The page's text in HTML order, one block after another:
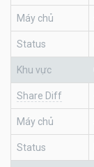
Máy chủ
Status
Khu vực
Share Diff
Máy chủ
Status